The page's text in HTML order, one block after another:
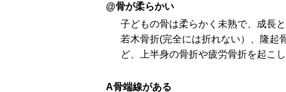
@骨が柔らかい
子どもの骨は柔らかく未熟で、成長
若木骨折(完全には折れない）、隆起
ど、上半身の骨折や疲労骨折を起こし
A骨端線がある